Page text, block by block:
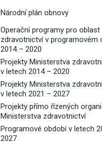
Národní plán obnovy
Operační programy pro oblast
zdravotnictví v programovém
2014 – 2020
Projekty Ministerstva
v letech 2014 – 2020
Projekty Ministerstva
v letech 2021 – 2027
Projekty přímo řízených
Ministerstva zdravotnictví
Programové období v letech
2027